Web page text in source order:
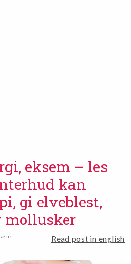
eksem – les
kan
gi elveblest,
mollusker
Read post in english